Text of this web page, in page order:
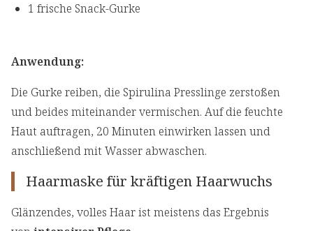
1 frische Snack-Gurke
Anwendung:
Die Gurke reiben, die Spirulina Presslinge zerstoßen
und beides miteinander vermischen. Auf die feuchte
Haut auftragen, 20 Minuten einwirken lassen und
anschließend mit Wasser abwaschen.
Haarmaske für kräftigen Haarwuchs
Glänzendes, volles Haar ist meistens das Ergebnis